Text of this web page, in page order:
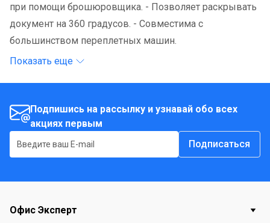
при помощи брошюровщика. - Позволяет раскрывать
документ на 360 градусов. - Совместима с
большинством переплетных машин.
Показать еще
Подпишись на рассылку и узнавай обо всех
акциях первым
Подписаться
Офис Эксперт